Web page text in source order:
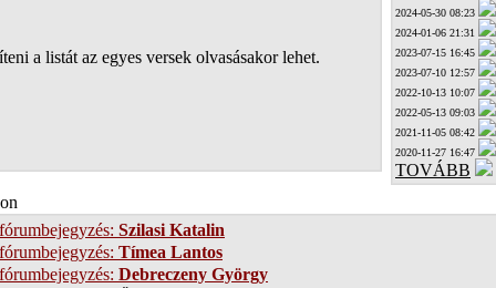
a listát az egyes versek olvasásakor lehet.
2024-05-30 08:23
2024-01-06 21:31
2023-07-15 16:45
2023-07-10 12:57
2022-10-13 10:07
2022-05-13 09:03
2021-11-05 08:42
2020-11-27 16:47
TOVÁBB
Szilasi Katalin
Tímea Lantos
Debreczeny György